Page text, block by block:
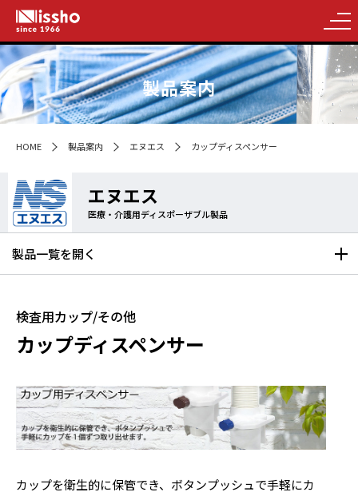
製品案内
HOME 製品案内 エヌエス カップディスペンサー
エヌエス
医療・介護用ディスポーザブル製品
製品一覧を開く
検査用カップ/その他
カップディスペンサー
カップを衛生的に保管でき、ボタンプッシュで手軽にカ